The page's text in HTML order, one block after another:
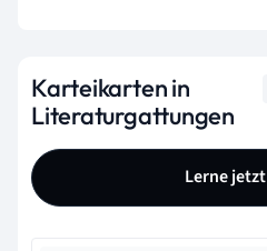
Karteikarten in
Literaturgattungen
Lerne jetzt